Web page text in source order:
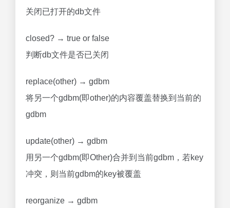
关闭已打开的db文件
closed? → true or false
判断db文件是否已关闭
replace(other) → gdbm
将另一个gdbm(即other)的内容覆盖替换到当前的
gdbm
update(other) → gdbm
用另一个gdbm(即Other)合并到当前gdbm，若key
冲突，则当前gdbm的key被覆盖
reorganize → gdbm